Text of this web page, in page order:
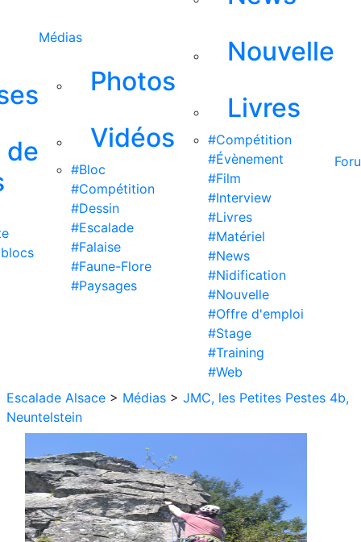
de
Médias
Photos
Vidéos
#Bloc
#Compétition
#Dessin
#Escalade
#Falaise
#Faune-Flore
#Paysages
Nouvelle
Livres
#Compétition
#Évènement
#Film
#Interview
#Livres
#Matériel
#News
#Nidification
#Nouvelle
#Offre d'emploi
#Stage
#Training
#Web
Escalade Alsace > Médias > JMC, les Petites Pestes 4b,
Neuntelstein